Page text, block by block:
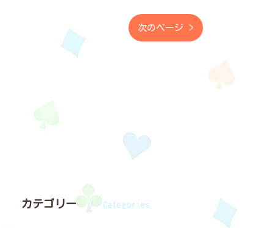
次のページ >
カテゴリー Categories